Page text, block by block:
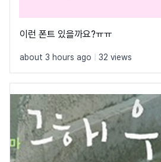
이런 폰트 있을까요?ㅠㅠ
about 3 hours ago 32 views